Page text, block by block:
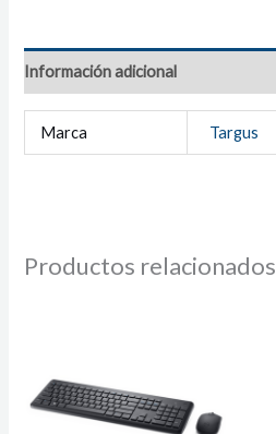
Información adicional
Marca Targus
Productos relacionados